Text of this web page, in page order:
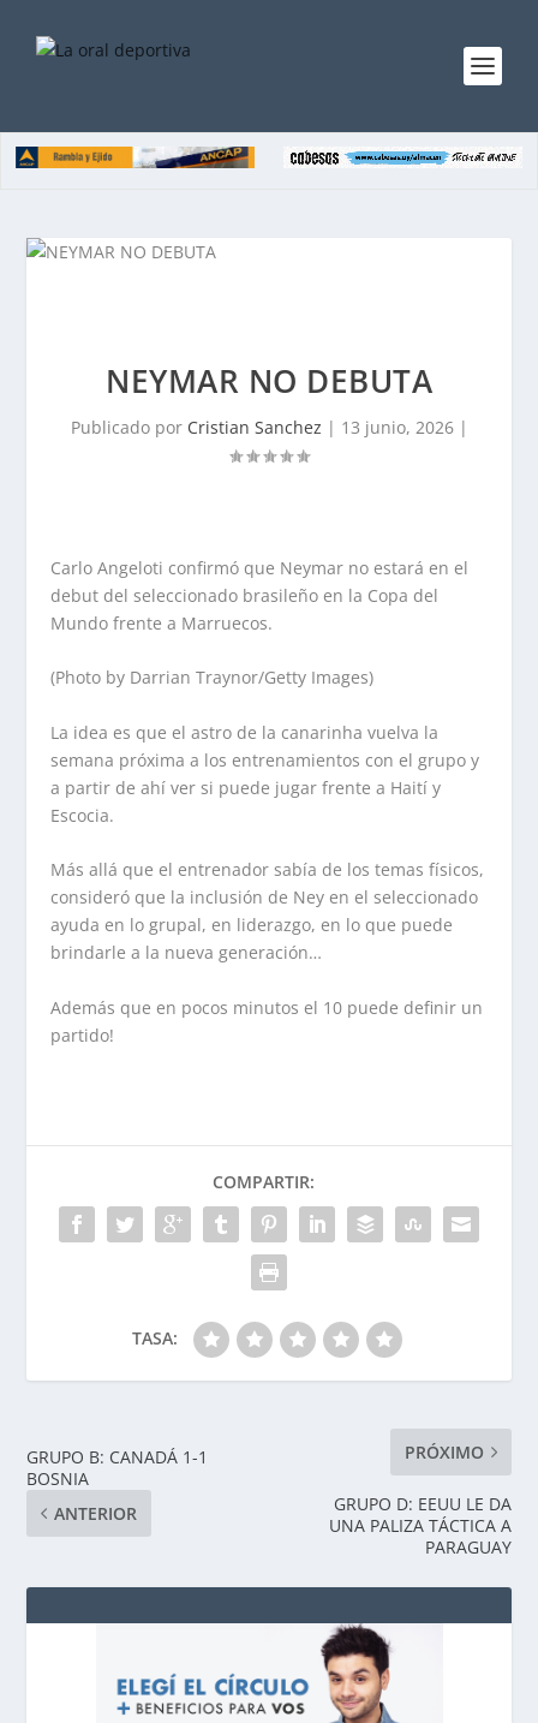
NEYMAR NO DEBUTA
Publicado por Cristian Sanchez | 13 junio, 2026|
Carlo Angeloti confirmó que Neymar no estará en el
debut del seleccionado brasileño en la Copa del
Mundo frente a Marruecos.
(Photo by Darrian Traynor/Getty Images)
La idea es que el astro de la canarinha vuelva la
semana próxima a los entrenamientos con el grupo y
a partir de ahí ver si puede jugar frente a Haití y
Escocia.
Más allá que el entrenador sabía de los temas físicos,
consideró que la inclusión de Ney en el seleccionado
ayuda en lo grupal, en liderazgo, en lo que puede
brindarle a la nueva generación…
Además que en pocos minutos el 10 puede definir un
partido!
COMPARTIR:
TASA:
GRUPO B: CANADÁ 1-1
BOSNIA
ANTERIOR
PRÓXIMO
GRUPO D: EEUU LE DA
UNA PALIZA TÁCTICA A
PARAGUAY